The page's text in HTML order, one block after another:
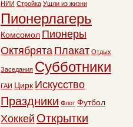
НИИ Стройка Ушли из жизни
Пионерлагерь
Комсомол Пионеры
Октябрята Плакат Отдых
Заседания Субботники
ГАИ Цирк Искусство
Праздники Флот Футбол
Хоккей Открытки